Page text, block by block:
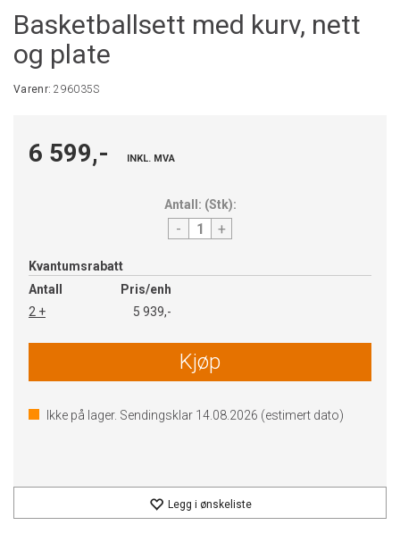
Basketballsett med kurv, nett
og plate
Varenr:296035S
6 599,- INKL. MVA
Antall: (Stk):
- +
Kvantumsrabatt
Antall
Pris/enh
2 +
5 939,-
Kjøp
Ikke på lager. Sendingsklar 14.08.2026 (estimert dato)
Legg i ønskeliste